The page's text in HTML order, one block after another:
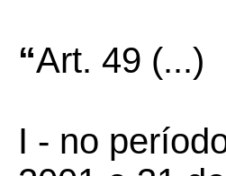
“Art. 49 (...)
I - no